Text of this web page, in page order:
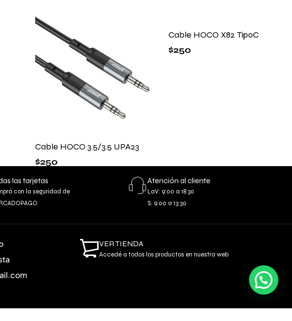
Cable HOCO 3.5/3.5 UPA23
$250
Cable HOCO X82 TipoC
$250
las tarjetas
con la seguridad de
Atención al cliente
LaV: 9:00 a 18:30
S: 9:00 a 13:30
VER TIENDA
Accedé a todos los productos en nuestra web